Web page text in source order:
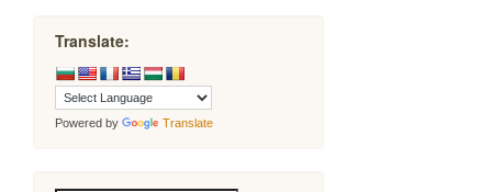
Translate:
Powered by Translate